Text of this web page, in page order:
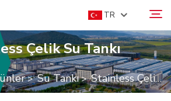
TR
Ara
Çelik Su Tankı
>Su Tankı>Stainless Çelik Su Tankı